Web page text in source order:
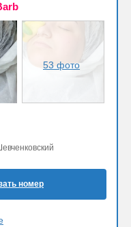
53 фото
номер